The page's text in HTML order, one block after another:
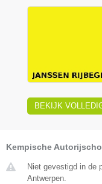
BEKIJK
Kempische
Niet gevestigd in de
Antwerpen.